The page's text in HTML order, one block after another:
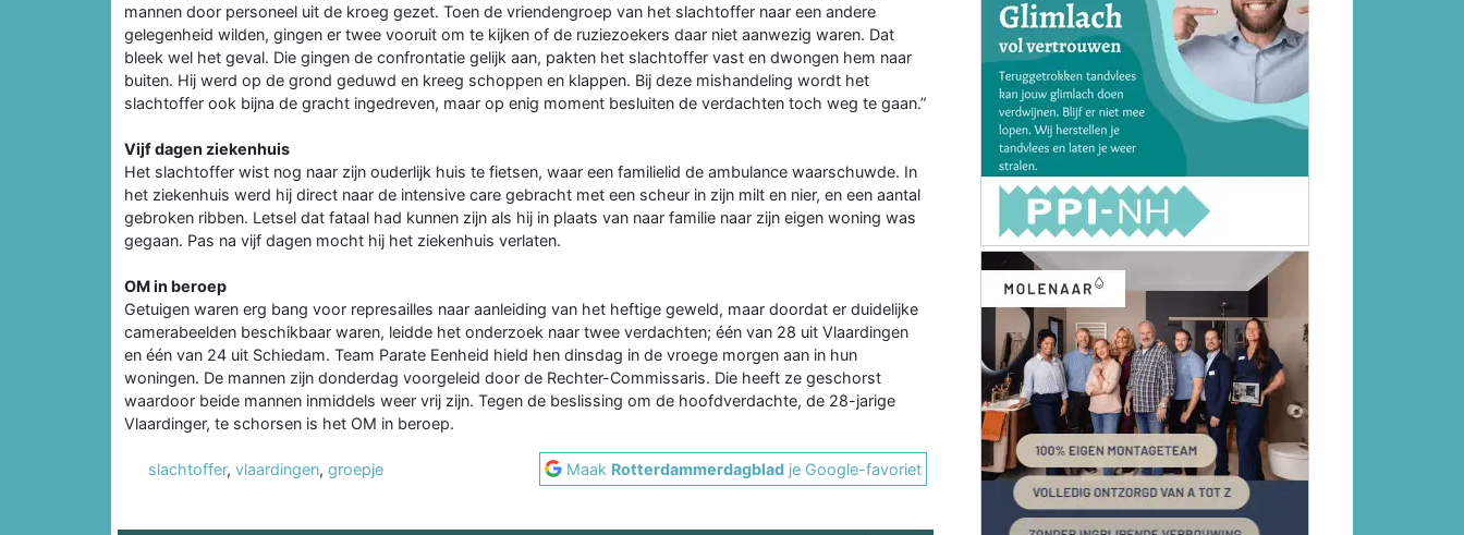
mannen door personeel uit de kroeg gezet. Toen de vriendengroep van het slachtoffer naar een andere
gelegenheid wilden, gingen er twee vooruit om te kijken of de ruziezoekers daar niet aanwezig waren. Dat
bleek wel het geval. Die gingen de confrontatie gelijk aan, pakten het slachtoffer vast en dwongen hem naar
buiten. Hij werd op de grond geduwd en kreeg schoppen en klappen. Bij deze mishandeling wordt het
slachtoffer ook bijna de gracht ingedreven, maar op enig moment besluiten de verdachten toch weg te gaan.”
Vijf dagen ziekenhuis
Het slachtoffer wist nog naar zijn ouderlijk huis te fietsen, waar een familielid de ambulance waarschuwde. In
het ziekenhuis werd hij direct naar de intensive care gebracht met een scheur in zijn milt en nier, en een aantal
gebroken ribben. Letsel dat fataal had kunnen zijn als hij in plaats van naar familie naar zijn eigen woning was
gegaan. Pas na vijf dagen mocht hij het ziekenhuis verlaten.
OM in beroep
Getuigen waren erg bang voor represailles naar aanleiding van het heftige geweld, maar doordat er duidelijke
camerabeelden beschikbaar waren, leidde het onderzoek naar twee verdachten; één van 28 uit Vlaardingen
en één van 24 uit Schiedam. Team Parate Eenheid hield hen dinsdag in de vroege morgen aan in hun
woningen. De mannen zijn donderdag voorgeleid door de Rechter-Commissaris. Die heeft ze geschorst
waardoor beide mannen inmiddels weer vrij zijn. Tegen de beslissing om de hoofdverdachte, de 28-jarige
Vlaardinger, te schorsen is het OM in beroep.
slachtoffer, vlaardingen, groepje Maak Rotterdammerdagblad je Google-favoriet